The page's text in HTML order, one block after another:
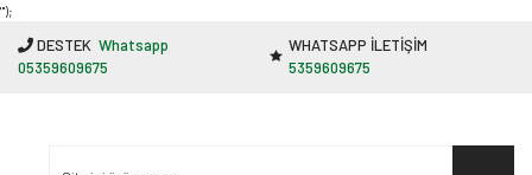
"');
DESTEK Whatsapp
05359609675
WHATSAPP İLETİŞİM
5359609675